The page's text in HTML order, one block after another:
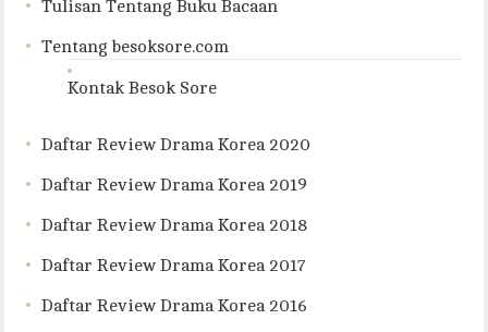
Tulisan Tentang Buku Bacaan
Tentang besoksore.com
Kontak Besok Sore
Daftar Review Drama Korea 2020
Daftar Review Drama Korea 2019
Daftar Review Drama Korea 2018
Daftar Review Drama Korea 2017
Daftar Review Drama Korea 2016